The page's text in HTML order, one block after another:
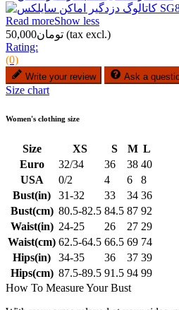
Read moreShow less
تومان50,000 (tax excl.)
Rating:
(0)
Write your review Ask a
Size chart
Women's clothing size
Size XS S M L
Euro
32/34 36 38 40
USA
0/2 4 6
8
Bust(in)
31-32 33 34 36
Bust(cm) 80.5-82.5 84.5 87 92
Waist(in) 24-25 26 27 29
Waist(cm) 62.5-64.5 66.5 69 74
Hips(in)
34-35 36 37 39
Hips(cm) 87.5-89.5 91.5 94 99
How To Measure Your Bust